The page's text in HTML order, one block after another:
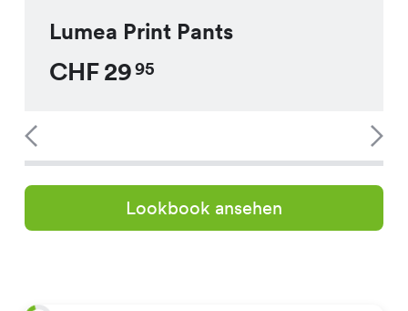
Lumea Print Pants
CHF2995
Lookbook ansehen